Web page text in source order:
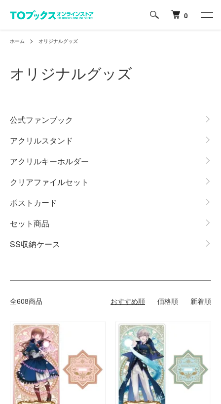
0
ホーム オリジナルグッズ
オリジナルグッズ
公式ファンブック
アクリルスタンド
アクリルキーホルダー
クリアファイルセット
ポストカード
セット商品
SS収納ケース
全608商品 おすすめ順 価格順 新着順